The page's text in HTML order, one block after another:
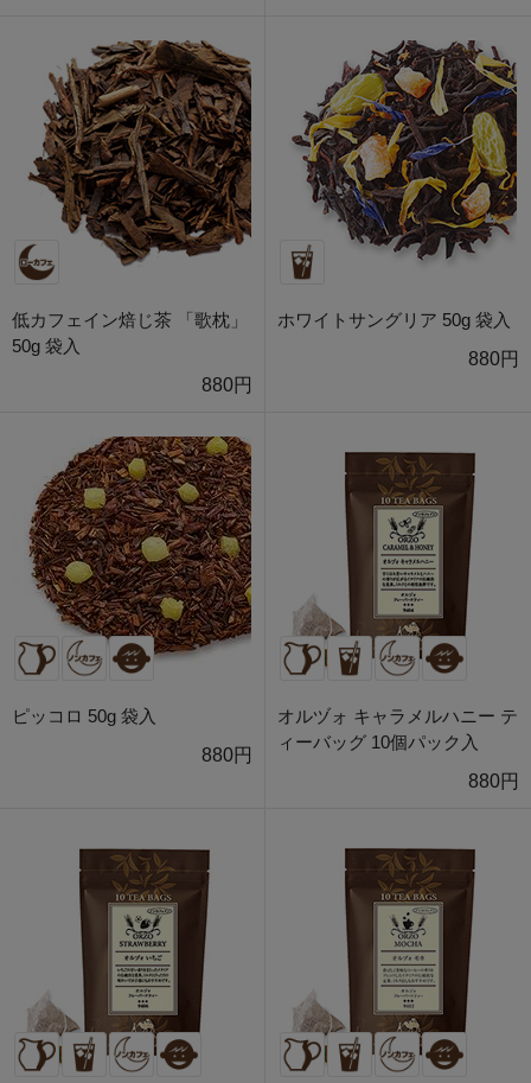
低カフェイン焙じ茶 「歌枕」
50g 袋入
880円
ホワイトサングリア 50g 袋入
880円
ピッコロ 50g 袋入
880円
オルヅォ キャラメルハニー テ
ィーバッグ 10個パック入
880円